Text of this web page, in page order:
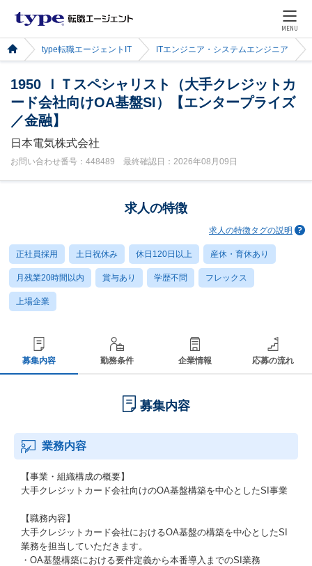
MENU
type転職エージェントIT ITエンジニア・システムエンジニア
1950 ＩＴスペシャリスト（大手クレジットカ
ード会社向けOA基盤SI）【エンタープライズ
／金融】
日本電気株式会社
お問い合わせ番号：448489 最終確認日：2026年08月09日
求人の特徴
求人の特徴タグの説明
正社員採用 土日祝休み 休日120日以上 産休・育休あり
月残業20時間以内 賞与あり 学歴不問 フレックス
上場企業
募集内容 勤務条件 企業情報 応募の流れ
募集内容
業務内容
【事業・組織構成の概要】
大手クレジットカード会社向けのOA基盤構築を中心としたSI事業
【職務内容】
大手クレジットカード会社におけるOA基盤の構築を中心としたSI
業務を担当していただきます。
・OA基盤構築における要件定義から本番導入までのSI業務